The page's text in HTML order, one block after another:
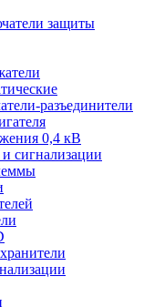
защиты
разъединители
0,4 кВ
сигнализации